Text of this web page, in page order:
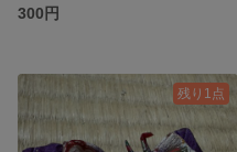
300円
残り1点